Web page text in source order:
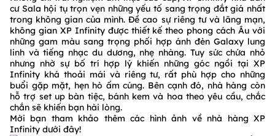
cư Sala hội tụ trọn vẹn những yếu tố sang trọng đắt giá nhất
trong không gian của mình. Đề cao sự riêng tư và lãng mạn,
không gian XP Infinity được thiết kế theo phong cách Âu với
những gam màu sang trọng phối hợp ánh đèn Galaxy lung
linh và tiếng nhạc du dương, nhẹ nhàng. Tuy sức chứa nhỏ
nhưng nhờ sự bố trí hợp lý khiến những góc ngồi tại XP
Infinity khá thoải mái và riêng tư, rất phù hợp cho những
buổi gặp mặt, hẹn hò ấm cúng. Bên cạnh đó, nhà hàng còn
hỗ trợ set up bàn tiệc, bánh kem và hoa theo yêu cầu, chắc
chắn sẽ khiến bạn hài lòng.
Mời bạn tham khảo thêm các hình ảnh về nhà hàng XP
Infinity dưới đây!